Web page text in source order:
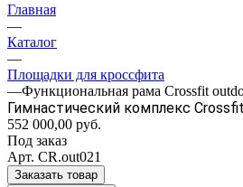
Главная
—
Каталог
—
Площадки для кроссфита
—Функциональная рама Crossfit
Гимнастический комплекс
552 000,00 руб.
Под заказ
Арт. CR.out021
Заказать товар